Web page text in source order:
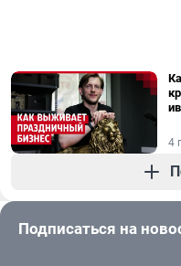
4
Подписаться на